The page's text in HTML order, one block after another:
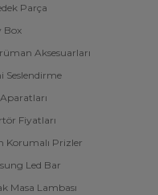
Parça
Box
Aksesuarları
Seslendirme
Aparatları
Fiyatları
Korumalı Prizler
Led Bar
Masa Lambası